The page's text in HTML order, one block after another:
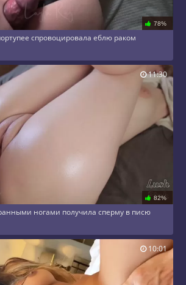
78%
спровоцировала еблю раком
82%
ногами получила сперму в писю
11:30
10:01